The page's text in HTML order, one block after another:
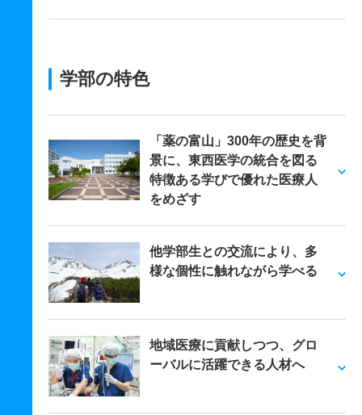
学部の特色
「薬の富山」300年の歴史を背
景に、東西医学の統合を図る
特徴ある学びで優れた医療人
をめざす
他学部生との交流により、多
様な個性に触れながら学べる
地域医療に貢献しつつ、グロ
ーバルに活躍できる人材へ